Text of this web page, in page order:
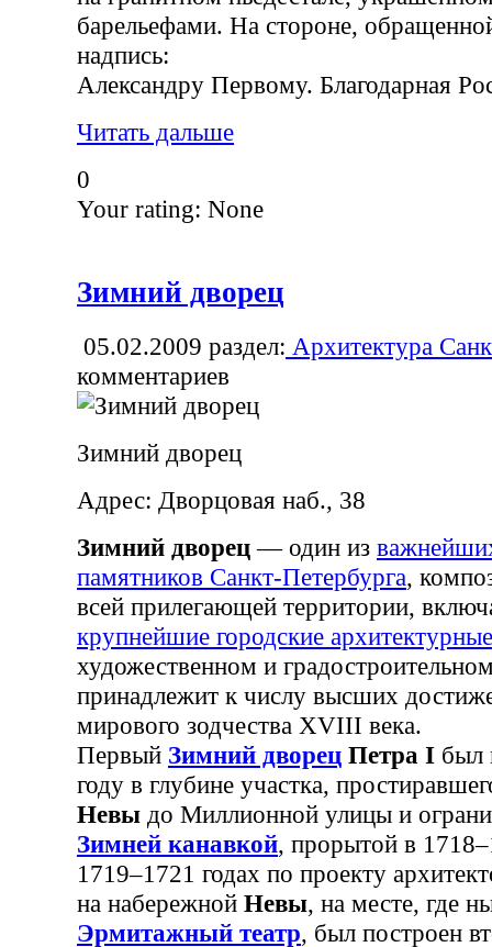
барельефами. На стороне,
надпись:
Александру Первому. Благодарная
Читать дальше
0
Your rating: None
Зимний дворец
05.02.2009 раздел: Архитектура
комментариев
Зимний дворец
Адрес: Дворцовая наб., 38
Зимний дворец— один из
памятников Санкт-Петербурга,
всей прилегающей территории,
крупнейшие городские
художественном и
принадлежит к числу высших
мирового зодчества XVIII века.
Первый Зимний дворец Петра I был
году в глубине участка,
Невы до Миллионной улицы и
Зимней канавкой, прорытой в
1719–1721 годах по проекту
на набережной Невы, на месте, где
Эрмитажный театр, был построен